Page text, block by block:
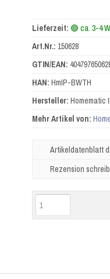
Lieferzeit: 🟢 ca. 3-4
Art.Nr.: 150628
GTIN/EAN:
HAN: HmIP-BWTH
Hersteller: Homematic
Mehr Artikel von:
Artikeldatenblatt
Rezension